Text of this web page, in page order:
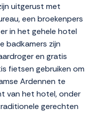
uitgerust met
een broekenpers
in het gehele hotel
badkamers zijn
en gratis
fietsen gebruiken om
Ardennen te
van het hotel, onder
gerechten